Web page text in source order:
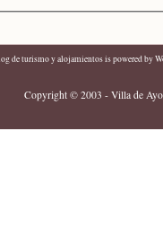
de turismo y alojamientosis powered by
Copyright © 2003 - Villa de